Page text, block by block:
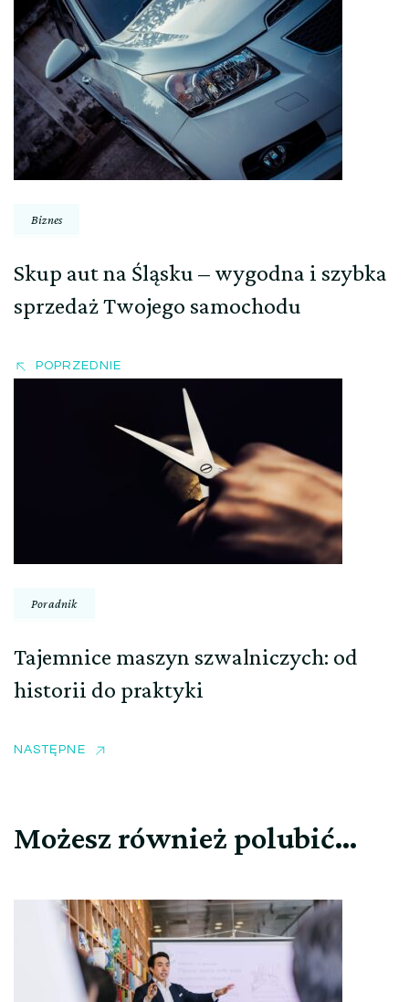
Nawigacja
wpisu
Biznes
Skup aut na Śląsku – wygodna i szybka
sprzedaż Twojego samochodu
POPRZEDNIE
Poradnik
Tajemnice maszyn szwalniczych: od
historii do praktyki
NASTĘPNE
Możesz również polubić…